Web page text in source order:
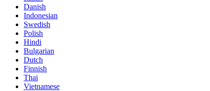
Danish
Indonesian
Swedish
Polish
Hindi
Bulgarian
Dutch
Finnish
Thai
Vietnamese